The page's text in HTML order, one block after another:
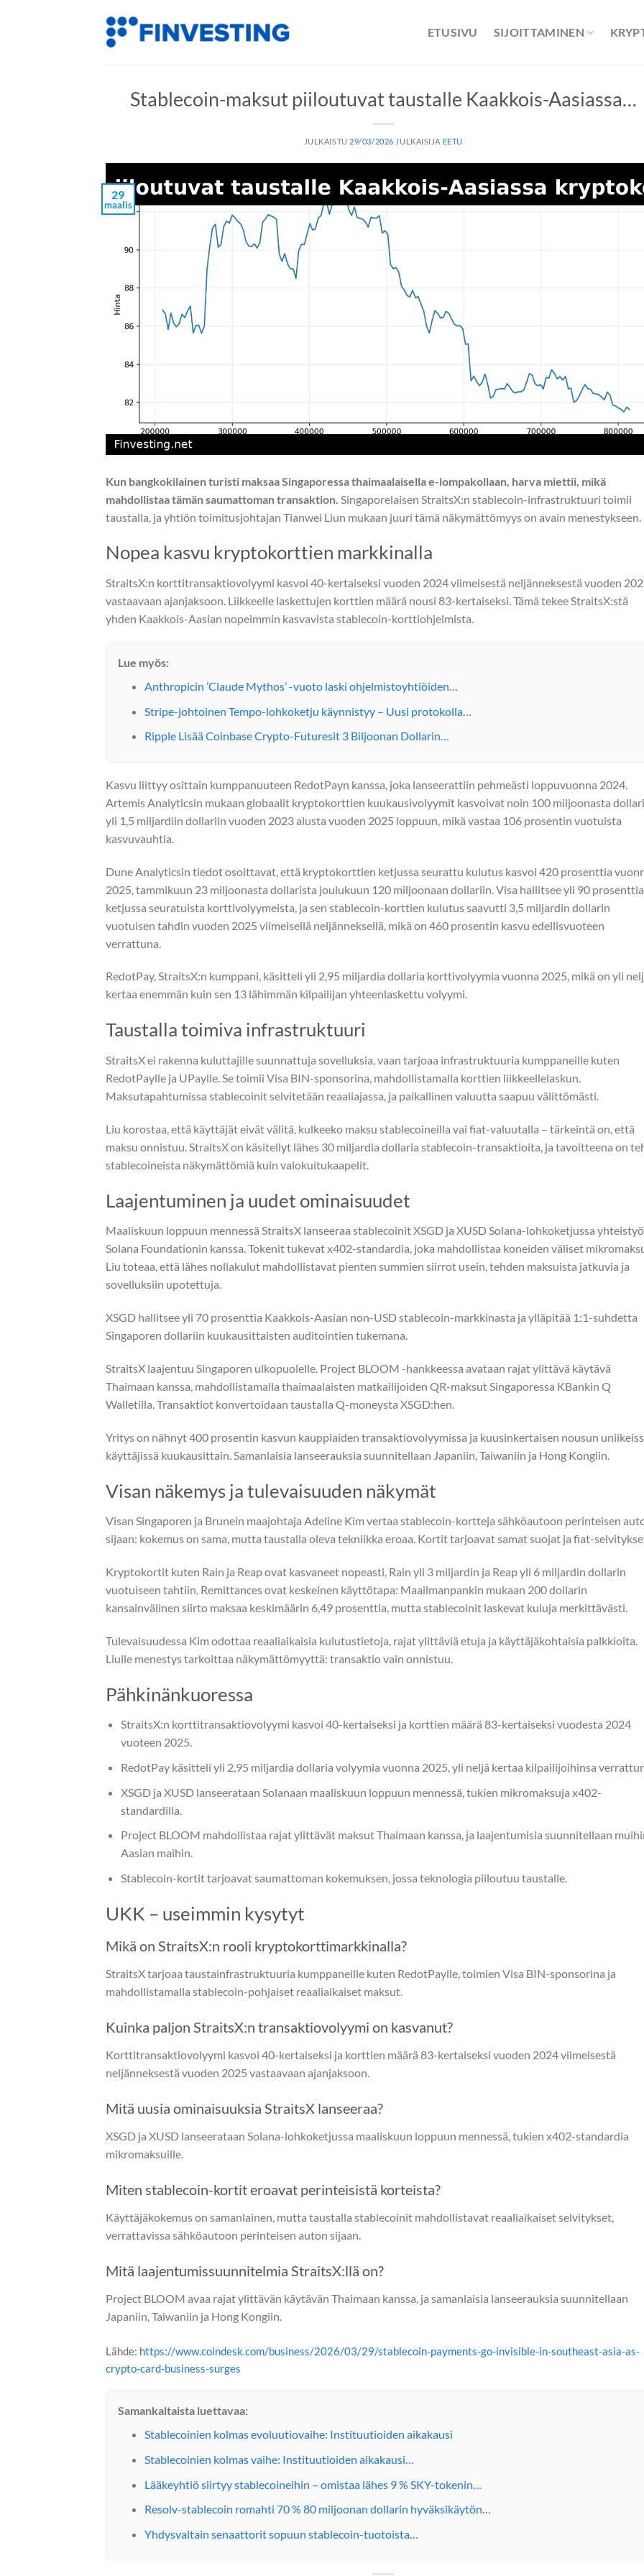
ETUSIVU SIJOITTAMINEN
Stablecoin-maksut piiloutuvat taustalle Kaakkois-Aasiassa…
JULKAISTU 29/03/2026 JULKAISIJA EETU
29
maalis
Kun bangkokilainen turisti maksaa Singaporessa thaimaalaisella e-lompakollaan, harva miettii, mikä
mahdollistaa tämän saumattoman transaktion. Singaporelaisen StraitsX:n stablecoin-infrastruktuuri toimii
taustalla, ja yhtiön toimitusjohtajan Tianwei Liun mukaan juuri tämä näkymättömyys on avain menestykseen.
Nopea kasvu kryptokorttien markkinalla
StraitsX:n korttitransaktiovolyymi kasvoi 40-kertaiseksi vuoden 2024 viimeisestä neljänneksestä vuoden
vastaavaan ajanjaksoon. Liikkeelle laskettujen korttien määrä nousi 83-kertaiseksi. Tämä tekee StraitsX:stä
yhden Kaakkois-Aasian nopeimmin kasvavista stablecoin-korttiohjelmista.
Lue myös:
Anthropicin ’Claude Mythos’ -vuoto laski ohjelmistoyhtiöiden…
Stripe-johtoinen Tempo-lohkoketju käynnistyy – Uusi protokolla…
Ripple Lisää Coinbase Crypto-Futuresit 3 Biljoonan Dollarin…
Kasvu liittyy osittain kumppanuuteen RedotPayn kanssa, joka lanseerattiin pehmeästi loppuvuonna 2024.
Artemis Analyticsin mukaan globaalit kryptokorttien kuukausivolyymit kasvoivat noin 100 miljoonasta
yli 1,5 miljardiin dollariin vuoden 2023 alusta vuoden 2025 loppuun, mikä vastaa 106 prosentin vuotuista
kasvuvauhtia.
Dune Analyticsin tiedot osoittavat, että kryptokorttien ketjussa seurattu kulutus kasvoi 420 prosenttia
2025, tammikuun 23 miljoonasta dollarista joulukuun 120 miljoonaan dollariin. Visa hallitsee yli 90 prosenttia
ketjussa seuratuista korttivolyymeista, ja sen stablecoin-korttien kulutus saavutti 3,5 miljardin dollarin
vuotuisen tahdin vuoden 2025 viimeisellä neljänneksellä, mikä on 460 prosentin kasvu edellisvuoteen
verrattuna.
RedotPay, StraitsX:n kumppani, käsitteli yli 2,95 miljardia dollaria korttivolyymia vuonna 2025, mikä on yli
kertaa enemmän kuin sen 13 lähimmän kilpailijan yhteenlaskettu volyymi.
Taustalla toimiva infrastruktuuri
StraitsX ei rakenna kuluttajille suunnattuja sovelluksia, vaan tarjoaa infrastruktuuria kumppaneille kuten
RedotPaylle ja UPaylle. Se toimii Visa BIN-sponsorina, mahdollistamalla korttien liikkeellelaskun.
Maksutapahtumissa stablecoinit selvitetään reaaliajassa, ja paikallinen valuutta saapuu välittömästi.
Liu korostaa, että käyttäjät eivät välitä, kulkeeko maksu stablecoineilla vai fiat-valuutalla – tärkeintä on, että
maksu onnistuu. StraitsX on käsitellyt lähes 30 miljardia dollaria stablecoin-transaktioita, ja tavoitteena on
stablecoineista näkymättömiä kuin valokuitukaapelit.
Laajentuminen ja uudet ominaisuudet
Maaliskuun loppuun mennessä StraitsX lanseeraa stablecoinit XSGD ja XUSD Solana-lohkoketjussa
Solana Foundationin kanssa. Tokenit tukevat x402-standardia, joka mahdollistaa koneiden väliset
Liu toteaa, että lähes nollakulut mahdollistavat pienten summien siirrot usein, tehden maksuista jatkuvia ja
sovelluksiin upotettuja.
XSGD hallitsee yli 70 prosenttia Kaakkois-Aasian non-USD stablecoin-markkinasta ja ylläpitää 1:1-suhdetta
Singaporen dollariin kuukausittaisten auditointien tukemana.
StraitsX laajentuu Singaporen ulkopuolelle. Project BLOOM -hankkeessa avataan rajat ylittävä käytävä
Thaimaan kanssa, mahdollistamalla thaimaalaisten matkailijoiden QR-maksut Singaporessa KBankin Q
Walletilla. Transaktiot konvertoidaan taustalla Q-moneysta XSGD:hen.
Yritys on nähnyt 400 prosentin kasvun kauppiaiden transaktiovolyymissa ja kuusinkertaisen nousun
käyttäjissä kuukausittain. Samanlaisia lanseerauksia suunnitellaan Japaniin, Taiwaniin ja Hong Kongiin.
Visan näkemys ja tulevaisuuden näkymät
Visan Singaporen ja Brunein maajohtaja Adeline Kim vertaa stablecoin-kortteja sähköautoon perinteisen
sijaan: kokemus on sama, mutta taustalla oleva tekniikka eroaa. Kortit tarjoavat samat suojat ja fiat-
Kryptokortit kuten Rain ja Reap ovat kasvaneet nopeasti, Rain yli 3 miljardin ja Reap yli 6 miljardin dollarin
vuotuiseen tahtiin. Remittances ovat keskeinen käyttötapa: Maailmanpankin mukaan 200 dollarin
kansainvälinen siirto maksaa keskimäärin 6,49 prosenttia, mutta stablecoinit laskevat kuluja merkittävästi.
Tulevaisuudessa Kim odottaa reaaliaikaisia kulutustietoja, rajat ylittäviä etuja ja käyttäjäkohtaisia palkkioita.
Liulle menestys tarkoittaa näkymättömyyttä: transaktio vain onnistuu.
Pähkinänkuoressa
StraitsX:n korttitransaktiovolyymi kasvoi 40-kertaiseksi ja korttien määrä 83-kertaiseksi vuodesta 2024
vuoteen 2025.
RedotPay käsitteli yli 2,95 miljardia dollaria volyymia vuonna 2025, yli neljä kertaa kilpailijoihinsa
XSGD ja XUSD lanseerataan Solanaan maaliskuun loppuun mennessä, tukien mikromaksuja x402-
standardilla.
Project BLOOM mahdollistaa rajat ylittävät maksut Thaimaan kanssa, ja laajentumisia suunnitellaan
Aasian maihin.
Stablecoin-kortit tarjoavat saumattoman kokemuksen, jossa teknologia piiloutuu taustalle.
UKK – useimmin kysytyt
Mikä on StraitsX:n rooli kryptokorttimarkkinalla?
StraitsX tarjoaa taustainfrastruktuuria kumppaneille kuten RedotPaylle, toimien Visa BIN-sponsorina ja
mahdollistamalla stablecoin-pohjaiset reaaliaikaiset maksut.
Kuinka paljon StraitsX:n transaktiovolyymi on kasvanut?
Korttitransaktiovolyymi kasvoi 40-kertaiseksi ja korttien määrä 83-kertaiseksi vuoden 2024 viimeisestä
neljänneksestä vuoden 2025 vastaavaan ajanjaksoon.
Mitä uusia ominaisuuksia StraitsX lanseeraa?
XSGD ja XUSD lanseerataan Solana-lohkoketjussa maaliskuun loppuun mennessä, tukien x402-standardia
mikromaksuille.
Miten stablecoin-kortit eroavat perinteisistä korteista?
Käyttäjäkokemus on samanlainen, mutta taustalla stablecoinit mahdollistavat reaaliaikaiset selvitykset,
verrattavissa sähköautoon perinteisen auton sijaan.
Mitä laajentumissuunnitelmia StraitsX:llä on?
Project BLOOM avaa rajat ylittävän käytävän Thaimaan kanssa, ja samanlaisia lanseerauksia suunnitellaan
Japaniin, Taiwaniin ja Hong Kongiin.
Lähde: https://www.coindesk.com/business/2026/03/29/stablecoin-payments-go-invisible-in-southeast-asia-as-
crypto-card-business-surges
Samankaltaista luettavaa:
Stablecoinien kolmas evoluutiovaihe: Instituutioiden aikakausi
Stablecoinien kolmas vaihe: Instituutioiden aikakausi…
Lääkeyhtiö siirtyy stablecoineihin – omistaa lähes 9 % SKY-tokenin…
Resolv-stablecoin romahti 70 % 80 miljoonan dollarin hyväksikäytön…
Yhdysvaltain senaattorit sopuun stablecoin-tuotoista…